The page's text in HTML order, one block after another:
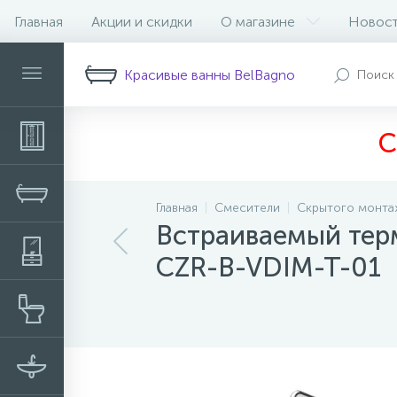
Главная Акции и скидки О магазине
Красивые ванны BelBagno
Главная Смесители Скрытого
Встраиваемый
CZR-B-VDIM-T-01
Описание Характеристики